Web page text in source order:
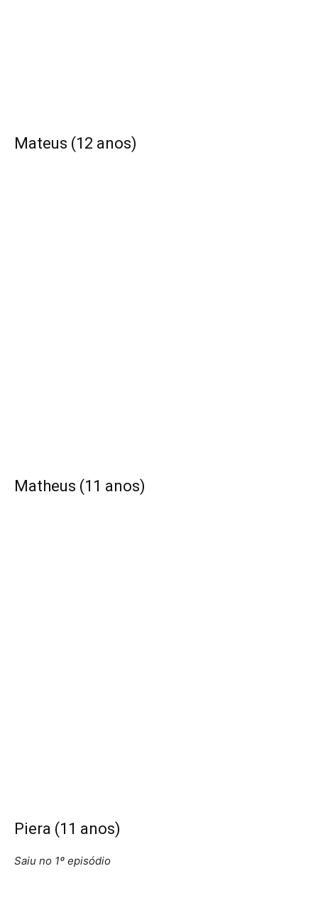
Mateus (12 anos)
Matheus (11 anos)
Piera (11 anos)
Saiu no 1º episódio